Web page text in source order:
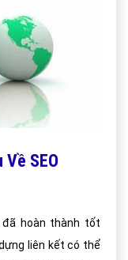
Về SEO
hoàn thành tốt
liên kết có thể